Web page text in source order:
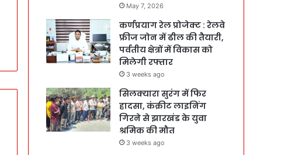
May 7, 2026
कर्णप्रयाग रेल प्रोजेक्ट : रेलवे
फ्रीज जोन में ढील की तैयारी,
पर्वतीय क्षेत्रों में विकास को
मिलेगी रफ्तार
3 weeks ago
सिलक्यारा सुरंग में फिर
हादसा, कंक्रीट लाइनिंग
गिरने से झारखंड के युवा
श्रमिक की मौत
3 weeks ago